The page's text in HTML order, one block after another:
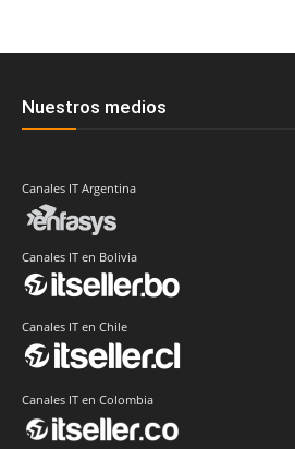
Nuestros medios
Canales IT Argentina
Canales IT en Bolivia
Canales IT en Chile
Canales IT en Colombia